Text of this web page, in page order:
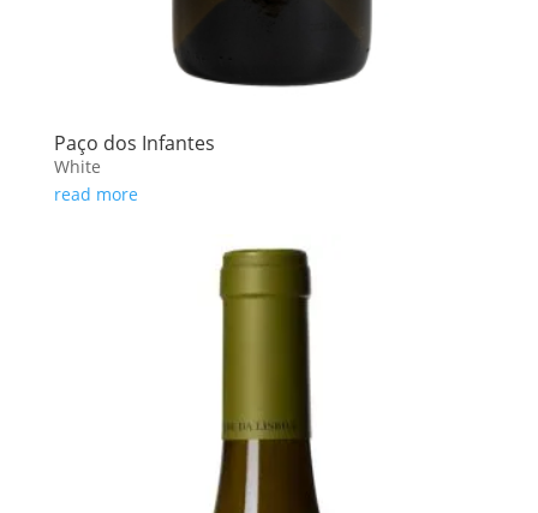
Paço dos Infantes
White
read more